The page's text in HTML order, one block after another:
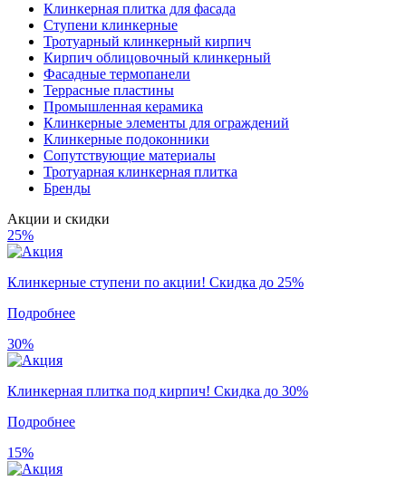
Клинкерная плитка для фасада
Ступени клинкерные
Тротуарный клинкерный кирпич
Кирпич облицовочный клинкерный
Фасадные термопанели
Террасные пластины
Промышленная керамика
Клинкерные элементы для ограждений
Клинкерные подоконники
Сопутствующие материалы
Тротуарная клинкерная плитка
Бренды
Акции и скидки
25%
Клинкерные ступени по акции! Скидка до 25%
Подробнее
30%
Клинкерная плитка под кирпич! Скидка до 30%
Подробнее
15%